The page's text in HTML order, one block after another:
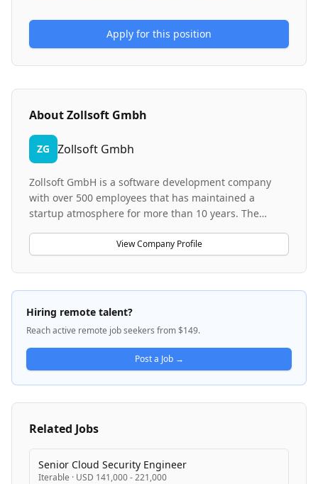
Apply for this position
AboutZollsoft Gmbh
ZG Zollsoft Gmbh
Zollsoft GmbH is a software development company
with over 500 employees that has maintained a
startup atmosphere for more than 10 years. The
solutions, operating across multiple business areas
with a focus on customer orientation. They emphasize
modern DevOps technologies, continuous
integration/deployment practices, and agile software
development methodologies. The company offers
flexible work arrangements and comprehensive
employee benefits including health programs,
mobility options, and shopping incentives.
View Company Profile
Hiring remote talent?
Reach active remote job seekers from $149.
Post a Job →
Related Jobs
Senior Cloud Security Engineer
Iterable · USD 141,000 - 221,000